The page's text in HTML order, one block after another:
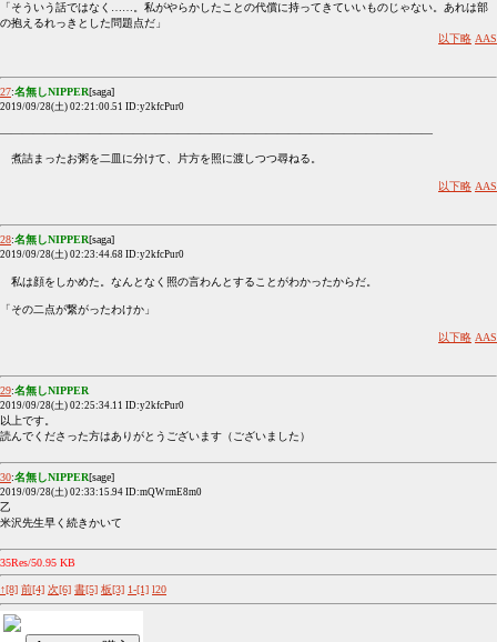
「そういう話ではなく……。私がやらかしたことの代償に持ってきていいものじゃない。あれは部
の抱えるれっきとした問題点だ」
以下略 AAS
27:名無しNIPPER[saga]
2019/09/28(土) 02:21:00.51 ID:y2kfcPur0
―――――――――――――――――――――――――――――――――――――――
煮詰まったお粥を二皿に分けて、片方を照に渡しつつ尋ねる。
以下略 AAS
28:名無しNIPPER[saga]
2019/09/28(土) 02:23:44.68 ID:y2kfcPur0
私は顔をしかめた。なんとなく照の言わんとすることがわかったからだ。
「その二点が繋がったわけか」
以下略 AAS
29:名無しNIPPER
2019/09/28(土) 02:25:34.11 ID:y2kfcPur0
以上です。
読んでくださった方はありがとうございます（ございました）
30:名無しNIPPER[sage]
2019/09/28(土) 02:33:15.94 ID:mQWrmE8m0
乙
米沢先生早く続きかいて
35Res/50.95 KB
↑[8] 前[4] 次[6] 書[5] 板[3] 1-[1] l20